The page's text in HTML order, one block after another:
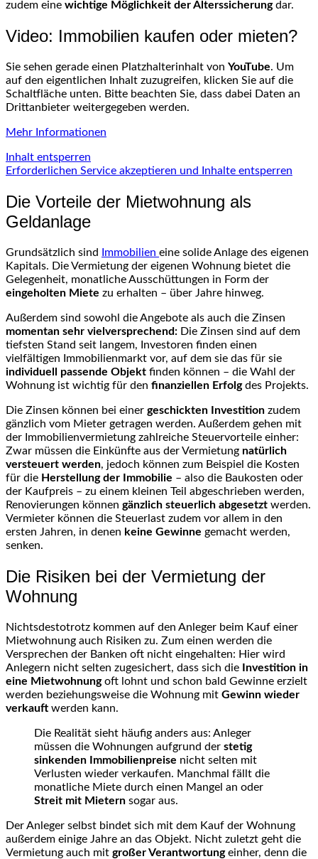
zudem eine wichtige Möglichkeit der Alterssicherungdar.
Video: Immobilien kaufen oder mieten?
Sie sehen gerade einen Platzhalterinhalt von YouTube. Um
auf den eigentlichen Inhalt zuzugreifen, klicken Sie auf die
Schaltfläche unten. Bitte beachten Sie, dass dabei Daten an
Drittanbieter weitergegeben werden.
Mehr Informationen
Inhalt entsperren
Erforderlichen Service akzeptieren und Inhalte entsperren
Die Vorteile der Mietwohnung als
Geldanlage
Grundsätzlich sind Immobilien eine solide Anlage des eigenen
Kapitals. Die Vermietung der eigenen Wohnung bietet die
Gelegenheit, monatliche Ausschüttungen in Form der
eingeholten Miete zu erhalten – über Jahre hinweg.
Außerdem sind sowohl die Angebote als auch die Zinsen
momentan sehr vielversprechend: Die Zinsen sind auf dem
tiefsten Stand seit langem, Investoren finden einen
vielfältigen Immobilienmarkt vor, auf dem sie das für sie
individuell passende Objekt finden können – die Wahl der
Wohnung ist wichtig für den finanziellen Erfolgdes Projekts.
Die Zinsen können bei einer geschickten Investition zudem
gänzlich vom Mieter getragen werden. Außerdem gehen mit
der Immobilienvermietung zahlreiche Steuervorteile einher:
Zwar müssen die Einkünfte aus der Vermietung natürlich
versteuert werden, jedoch können zum Beispiel die Kosten
für die Herstellung der Immobilie – also die Baukosten oder
der Kaufpreis – zu einem kleinen Teil abgeschrieben werden,
Renovierungen können gänzlich steuerlich abgesetzt werden.
Vermieter können die Steuerlast zudem vor allem in den
ersten Jahren, in denen keine Gewinne gemacht werden,
senken.
Die Risiken bei der Vermietung der
Wohnung
Nichtsdestotrotz kommen auf den Anleger beim Kauf einer
Mietwohnung auch Risiken zu. Zum einen werden die
Versprechen der Banken oft nicht eingehalten: Hier wird
Anlegern nicht selten zugesichert, dass sich die
Investition in
eine Mietwohnungoft lohnt und schon bald Gewinne erzielt
werden beziehungsweise die Wohnung mit Gewinn wieder
verkauft werden kann.
Die Realität sieht häufig anders aus: Anleger
müssen die Wohnungen aufgrund der stetig
sinkenden Immobilienpreise nicht selten mit
Verlusten wieder verkaufen. Manchmal fällt die
monatliche Miete durch einen Mangel an oder
Streit mit Mietern sogar aus.
Der Anleger selbst bindet sich mit dem Kauf der Wohnung
außerdem einige Jahre an das Objekt. Nicht zuletzt geht die
Vermietung auch mit großer Verantwortungeinher, denn die